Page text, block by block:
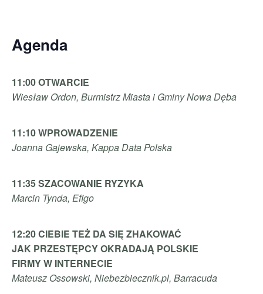
Agenda
11:00 OTWARCIE
Wiesław Ordon, Burmistrz Miasta i GminyNowa Dęba
11:10 WPROWADZENIE
Joanna Gajewska, Kappa Data Polska
11:35 SZACOWANIE RYZYKA
Marcin Tynda, Efigo
12:20 CIEBIE TEŻ DA SIĘ ZHAKOWAĆ
JAK PRZESTĘPCY OKRADAJĄ POLSKIE
FIRMY W INTERNECIE
Mateusz Ossowski, Niebezbiecznik.pl, Barracuda